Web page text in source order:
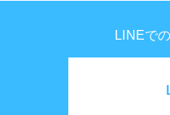
LINEで